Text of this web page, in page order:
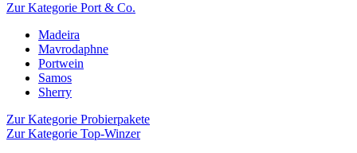
Zur Kategorie Port & Co.
Madeira
Mavrodaphne
Portwein
Samos
Sherry
Zur Kategorie Probierpakete
Zur Kategorie Top-Winzer